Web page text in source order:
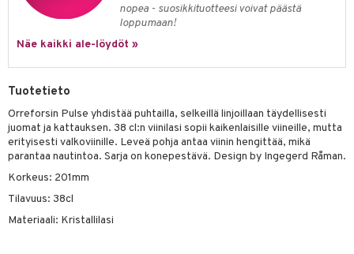
nopea - suosikkituotteesi voivat päästä
loppumaan!
Näe kaikki ale-löydöt »
Tuotetieto
Orreforsin Pulse yhdistää puhtailla, selkeillä linjoillaan täydellisesti
juomat ja kattauksen. 38 cl:n viinilasi sopii kaikenlaisille viineille, mutta
erityisesti valkoviinille. Leveä pohja antaa viinin hengittää, mikä
parantaa nautintoa. Sarja on konepestävä. Design by Ingegerd Råman.
Korkeus: 201mm
Tilavuus: 38cl
Materiaali: Kristallilasi
säilytys
tekstiilit
& Tyynyliinat
& Peitot
& Koukut
& Korit
& Veistokset
& Lyhdyt
& Hyllyt
tekstiilit
tekstiilit
hyönteissuoja
& Lyhdyt